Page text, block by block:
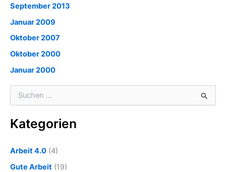
September 2013
Januar 2009
Oktober 2007
Oktober 2000
Januar 2000
u
h
n
a
Kategorien
Arbeit 4.0 (4)
Gute Arbeit (19)